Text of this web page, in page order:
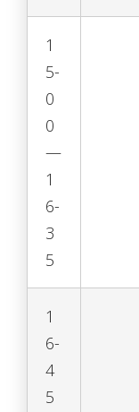
1
5-
0
0
—
1
6-
3
5
1
6-
4
5